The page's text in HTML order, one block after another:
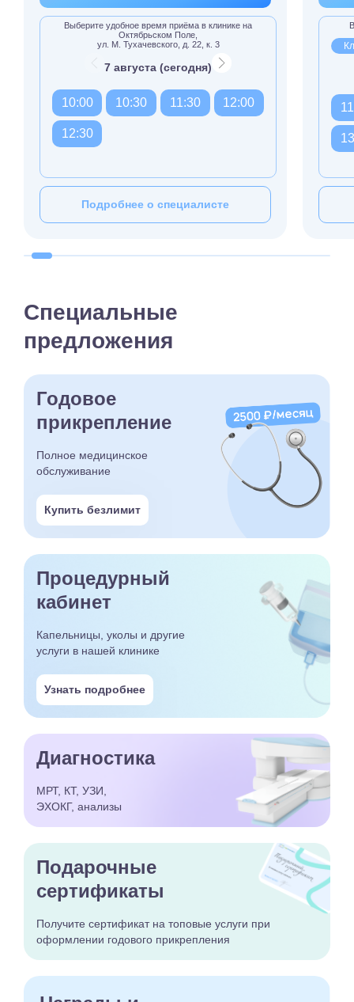
Выберите удобное время приёма в клинике на
Октябрьском Поле,
ул. М. Тухачевского, д. 22, к. 3
7 августа (сегодня)
10:00 10:30 11:30 12:00
12:30
Подробнее о специалисте
Специальные
предложения
Годовое
прикрепление
Полное медицинское
обслуживание
Купить безлимит
Процедурный
кабинет
Капельницы, уколы и другие
услуги в нашей клинике
Узнать подробнее
Диагностика
МРТ, КТ, УЗИ,
ЭХОКГ, анализы
Подарочные
сертификаты
Получите сертификатна топовые услуги при
оформлении годового прикрепления